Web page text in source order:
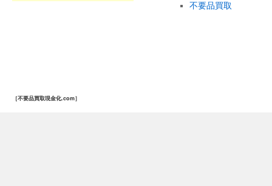
不要品買取
［不要品買取現金化.com］